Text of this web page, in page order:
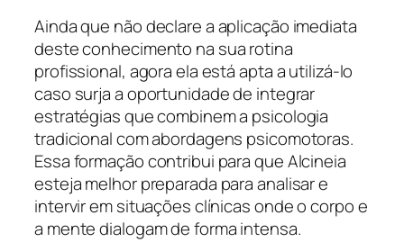
Ainda que não declare a aplicação imediata
deste conhecimento na sua rotina
profissional, agora ela está apta a utilizá-lo
caso surja a oportunidade de integrar
estratégias que combinem a psicologia
tradicional com abordagens psicomotoras.
Essa formação contribui para que Alcineia
esteja melhor preparada para analisar e
intervir em situações clínicas onde o corpo e
a mente dialogam de forma intensa.